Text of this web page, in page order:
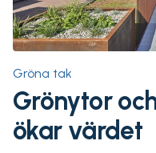
Gröna tak
Grönytor
ökar värdet